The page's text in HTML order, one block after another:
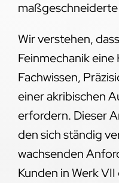
Wir verstehen,
Feinmechanik
Fachwissen,
einer akribischen
erfordern. Dieser
den sich ständig
wachsenden
Kunden in Werk